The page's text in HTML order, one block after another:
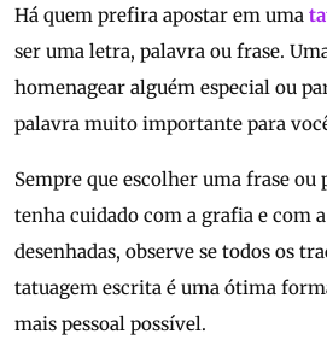
Há quem prefira apostar em uma
ser uma letra, palavra ou frase.
homenagear alguém especial ou
palavra muito importante para
Sempre que escolher uma frase ou
tenha cuidado com a grafia e com
desenhadas, observe se todos os
tatuagem escrita é uma ótima
mais pessoal possível.